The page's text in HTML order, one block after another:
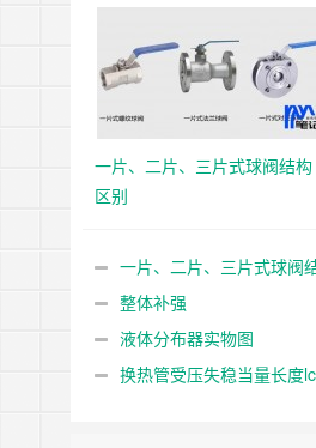
一片、二片、三片式球阀结构
区别
一片、二片、三片式球阀
整体补强
液体分布器实物图
换热管受压失稳当量长度